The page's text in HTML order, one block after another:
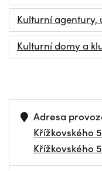
Kulturní agentury,
Kulturní domy a
Adresa
Křížkovského
Křížkovského